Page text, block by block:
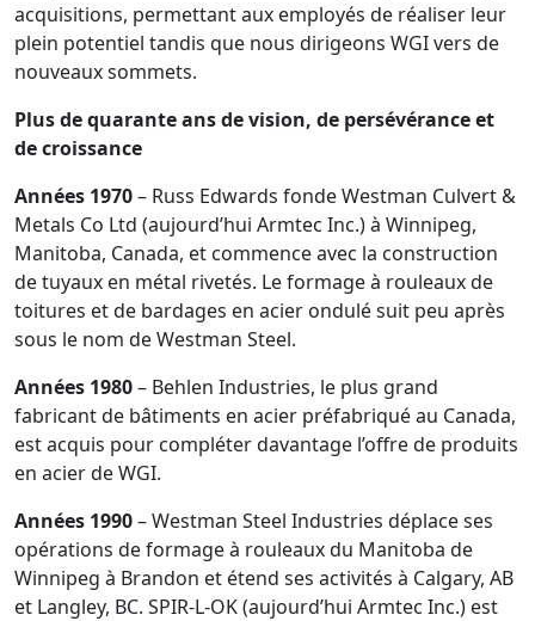
acquisitions, permettant aux employés de réaliser leur
plein potentiel tandis que nous dirigeons WGI vers de
nouveaux sommets.
Plus de quarante ans de vision, de persévérance et
de croissance
Années 1970– Russ Edwards fonde Westman Culvert &
Metals Co Ltd (aujourd’hui Armtec Inc.) à Winnipeg,
Manitoba, Canada, et commence avec la construction
de tuyaux en métal rivetés. Le formage à rouleaux de
toitures et de bardages en acier ondulé suit peu après
sous le nom de Westman Steel.
Années 1980– Behlen Industries, le plus grand
fabricant de bâtiments en acier préfabriqué au Canada,
est acquis pour compléter davantage l’offre de produits
en acier de WGI.
Années 1990– Westman Steel Industries déplace ses
opérations de formage à rouleaux du Manitoba de
Winnipeg à Brandon et étend ses activités à Calgary, AB
et Langley, BC. SPIR-L-OK (aujourd’hui Armtec Inc.) est